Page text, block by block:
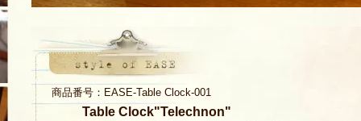
商品番号：EASE-Table Clock-001
Table Clock"Telechnon"